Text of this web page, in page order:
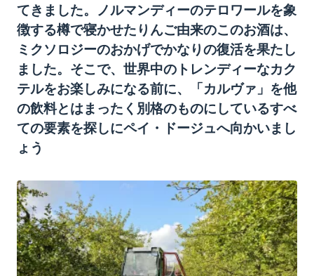
てきました。ノルマンディーのテロワールを象
徴する樽で寝かせた りんご由来のこのお酒は、
ミクソロジーのおかげでかなりの復活を果たし
ました。そこで、世界中のトレンディーなカク
テルをお楽しみになる前に、「カルヴァ」を他
の飲料とはまったく別格のものにしているすべ
ての要素を探しにペイ・ドージュへ向かいまし
ょう